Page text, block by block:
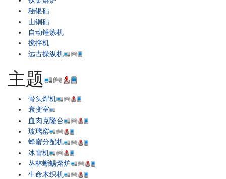
秘银砧
山铜砧
自动锤炼机
搅拌机
远古操纵机
主题
骨头焊机
衰变室
血肉克隆台
玻璃窑
蜂蜜分配机
冰雪机
丛林蜥蜴熔炉
生命木织机